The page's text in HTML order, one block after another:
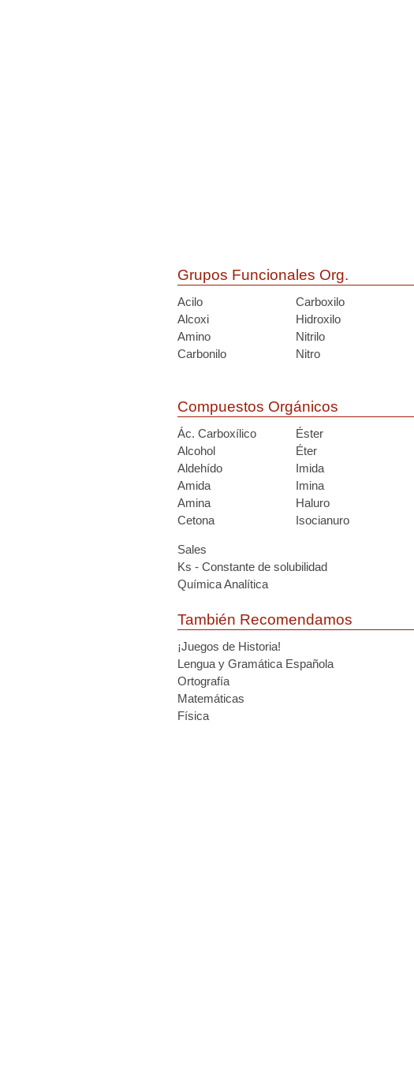
Grupos Funcionales Org.
Acilo
Carboxilo
Alcoxi
Hidroxilo
Amino
Nitrilo
Carbonilo
Nitro
Compuestos Orgánicos
Ác. Carboxílico
Éster
Alcohol
Éter
Aldehído
Imida
Amida
Imina
Amina
Haluro
Cetona
Isocianuro
Sales
Ks - Constante de solubilidad
Química Analítica
También Recomendamos
¡Juegos de Historia!
Lengua y Gramática Española
Ortografía
Matemáticas
Física